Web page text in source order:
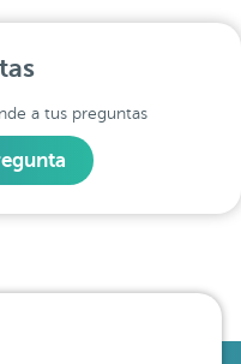
a tus preguntas